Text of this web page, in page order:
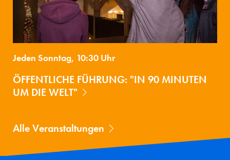
Jeden Sonntag, 10:30 Uhr
ÖFFENTLICHE FÜHRUNG: "IN 90 MINUTEN
UM DIE WELT"
Alle Veranstaltungen